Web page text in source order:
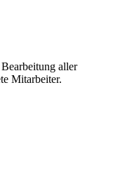
aller
Mitarbeiter.